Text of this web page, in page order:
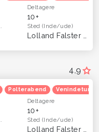
Deltagere
10+
Sted(Inde/ude)
4,9
Polterabend Venindetur
Deltagere
10+
Sted(Inde/ude)